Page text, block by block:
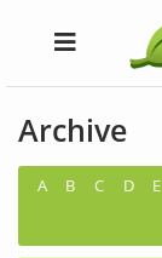
Archive
A B C D E